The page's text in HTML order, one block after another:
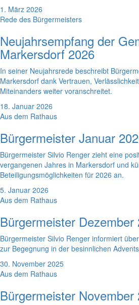
1. März 2026
Rede des Bürgermeisters
Neujahrsempfang der
Markersdorf 2026
In seiner Neujahrsrede beschreibt
Markersdorf dank Vertrauen,
Miteinanders weiter voranschreitet.
18. Januar 2026
Aus dem Rathaus
Bürgermeister Januar
Bürgermeister Silvio Renger zieht eine
vergangenen Jahres in Markersdorf und
Beteiligungsmöglichkeiten für 2026 an.
5. Januar 2026
Aus dem Rathaus
Bürgermeister Dezember
Bürgermeister Silvio Renger informiert
zur Begegnung in der besinnlichen
30. November 2025
Aus dem Rathaus
Bürgermeister November